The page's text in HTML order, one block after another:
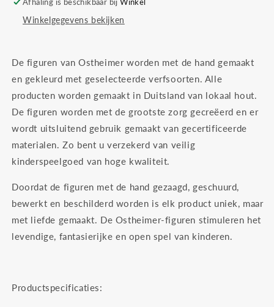
Winkelgegevens bekijken
De figuren van Ostheimer worden met de hand gemaakt
en gekleurd met geselecteerde verfsoorten. Alle
producten worden gemaakt in Duitsland van lokaal hout.
De figuren worden met de grootste zorg gecreëerd en er
wordt uitsluitend gebruik gemaakt van gecertificeerde
materialen. Zo bent u verzekerd van veilig
kinderspeelgoed van hoge kwaliteit.
Doordat de figuren met de hand gezaagd, geschuurd,
bewerkt en beschilderd worden is elk product uniek, maar
met liefde gemaakt. De Ostheimer-figuren stimuleren het
levendige, fantasierijke en open spel van kinderen.
Productspecificaties: